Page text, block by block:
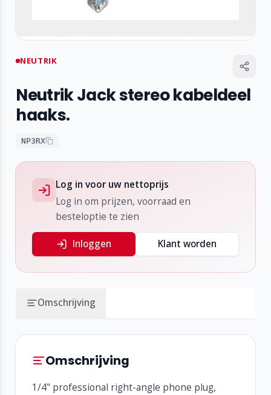
NEUTRIK
Neutrik Jack stereo kabeldeel
haaks.
NP3RX
Log in voor uw nettoprijs
Log in om prijzen, voorraad en
besteloptie te zien
Inloggen Klant worden
Omschrijving
Omschrijving
1/4" professional right-angle phone plug,